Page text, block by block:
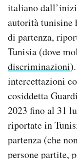
italiano
autorità tunisine
di partenza,
Tunisia (dove
discriminazioni
intercettazioni
cosiddetta
2023 fino al 31
riportate in
partenza (che
persone partite,